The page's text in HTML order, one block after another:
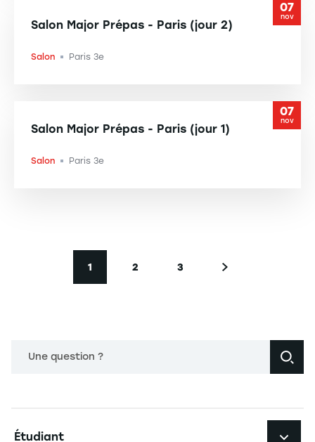
Salon Major Prépas - Paris (jour 2)
Salon -Paris 3e
07
nov
Salon Major Prépas - Paris (jour 1)
Salon -Paris 3e
07
nov
Page courante
1
Page
2
Page
3
Page suivante
Une question ?
Étudiant